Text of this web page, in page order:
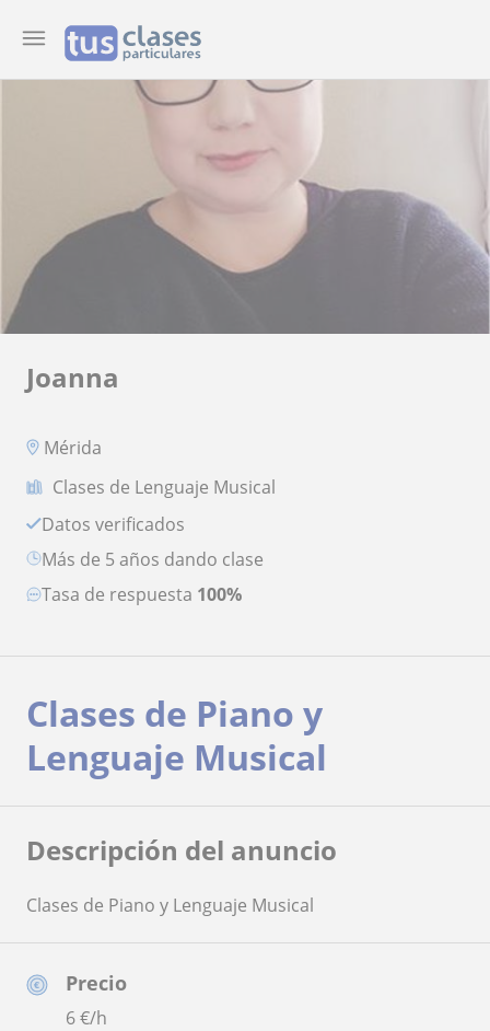
Joanna
Mérida
Clases de Lenguaje Musical
Datos verificados
más de 5 años dando clase
Tasa de respuesta 100%
Precio
6€/h
Clases de Piano y
Lenguaje Musical
Descripción del anuncio
Clases de Piano y Lenguaje Musical